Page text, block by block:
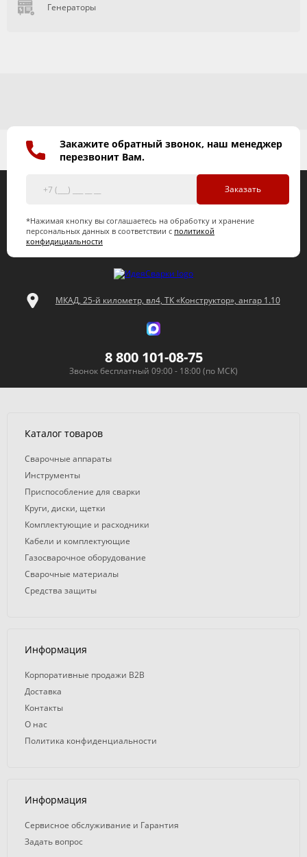
Генераторы
Закажите обратный звонок, наш менеджер
перезвонит Вам.
Заказать
*Нажимая кнопку вы соглашаетесь на обработку и хранение
персональных данных в соответствии с политикой
конфидициальности
МКАД, 25-й километр, вл4, ТК «Конструктор», ангар 1.10
8 800 101-08-75
Звонок бесплатный 09:00 - 18:00 (по МСК)
Каталог товаров
Сварочные аппараты
Инструменты
Приспособление для сварки
Круги, диски, щетки
Комплектующие и расходники
Кабели и комплектующие
Газосварочное оборудование
Сварочные материалы
Средства защиты
Информация
Корпоративные продажи B2B
Доставка
Контакты
О нас
Политика конфиденциальности
Информация
Сервисное обслуживание и Гарантия
Задать вопрос